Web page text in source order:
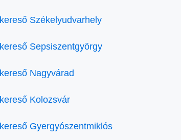
Székelyudvarhely
Sepsiszentgyörgy
Nagyvárad
Kolozsvár
Gyergyószentmiklós